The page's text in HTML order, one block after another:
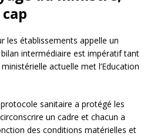
les établissements appelle un
intermédiaire est impératif tant
actuelle met l’Education
sanitaire a protégé les
un cadre et chacun a
des conditions matérielles et